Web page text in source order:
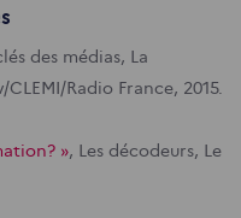
des médias, La
Radio France, 2015.
», Les décodeurs, Le